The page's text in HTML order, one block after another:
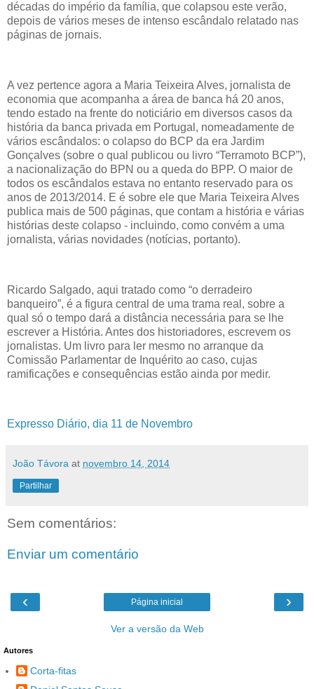
décadas do império da família, que colapsou este verão,
depois de vários meses de intenso escândalo relatado nas
páginas de jornais.
A vez pertence agora a Maria Teixeira Alves, jornalista de
economia que acompanha a área de banca há 20 anos,
tendo estado na frente do noticiário em diversos casos da
história da banca privada em Portugal, nomeadamente de
vários escândalos: o colapso do BCP da era Jardim
Gonçalves (sobre o qual publicou ou livro “Terramoto BCP”),
a nacionalização do BPN ou a queda do BPP. O maior de
todos os escândalos estava no entanto reservado para os
anos de 2013/2014. E é sobre ele que Maria Teixeira Alves
publica mais de 500 páginas, que contam a história e várias
histórias deste colapso - incluindo, como convém a uma
jornalista, várias novidades (notícias, portanto).
Ricardo Salgado, aqui tratado como “o derradeiro
banqueiro”, é a figura central de uma trama real, sobre a
qual só o tempo dará a distância necessária para se lhe
escrever a História. Antes dos historiadores, escrevem os
jornalistas. Um livro para ler mesmo no arranque da
Comissão Parlamentar de Inquérito ao caso, cujas
ramificações e consequências estão ainda por medir.
Expresso Diário, dia 11 de Novembro
João Távora at novembro 14, 2014
Partilhar
Sem comentários:
Enviar um comentário
‹ ›
Página inicial
Ver a versão da Web
Autores
Corta-fitas